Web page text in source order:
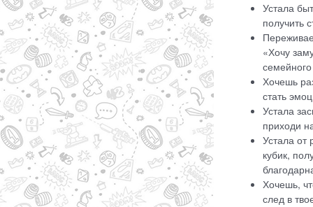
Устала
получить
«Хочу
Хочешь
стать
Устала
приходи
Устала от
кубик,
Хочешь,
след в